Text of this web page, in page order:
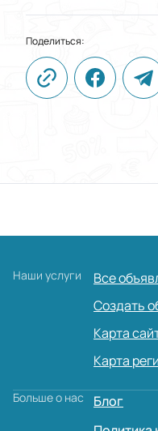
Поделиться:
Наши услуги
Все
Создать
Карта
Карта
Больше о нас
Блог